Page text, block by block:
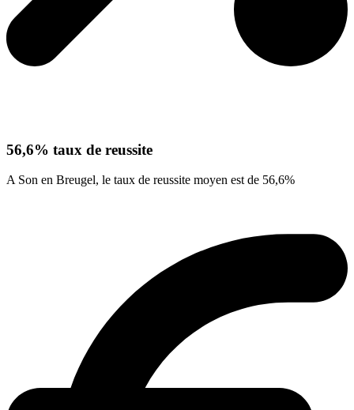
56,6% taux de reussite
A Son en Breugel, le taux de reussite moyen est de 56,6%